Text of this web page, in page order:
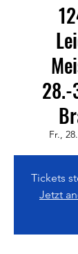
Fr.,
Tickets
Jetzt